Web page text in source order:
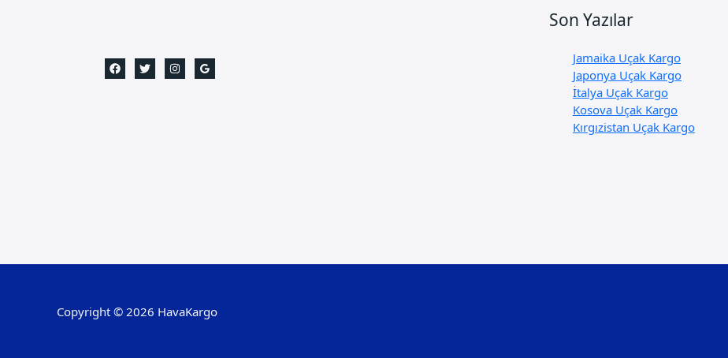
Son Yazılar
Jamaika Uçak Kargo
Japonya Uçak Kargo
İtalya Uçak Kargo
Kosova Uçak Kargo
Kırgızistan Uçak Kargo
Copyright © 2026 HavaKargo